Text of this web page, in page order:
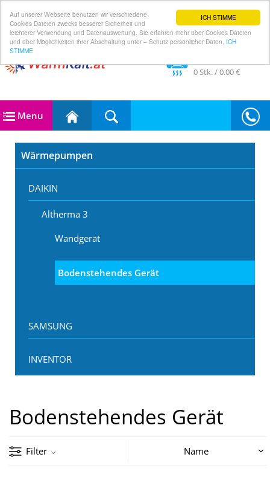
ICH STIMME
Auf unserer Webseite benutzen wir verschiedene
Cookies Dateien zwecks besserer Sicherheit und
leichterer Verwendung und Datenauswertung. Sie erfahren mehr über Cookies Dateien
und über Möglichkeiten ihrer Abschaltung unter – Schutz persönlicher Daten. ICH
STIMME
0 Stk. /0.00 €
Menu
Wärmepumpen
DAIKIN
Altherma 3
Wandgerät
Bodenstehendes Gerät
SAMSUNG
INVENTOR
Bodenstehendes Gerät
Filter